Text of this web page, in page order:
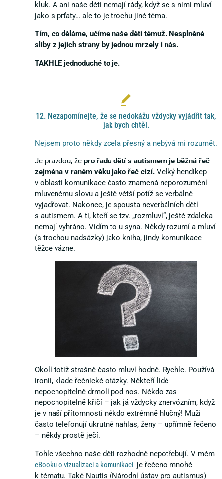
kluk. A ani naše děti nemají rády, když se s nimi mluví
jako s prťaty… ale to je trochu jiné téma.
Tím, co děláme, učíme naše děti témuž. Nesplněné
sliby z jejich strany by jednou mrzely i nás.
TAKHLE jednoduché to je.
12. Nezapomínejte, že se nedokážu vždycky vyjádřit tak,
jak bych chtěl.
Nejsem proto někdy zcela přesný a nebývá mi rozumět.
Je pravdou, že pro řadu dětí s autismem je běžná řeč
zejména v raném věku jako řeč cizí. Velký hendikep
v oblasti komunikace často znamená neporozumění
mluvenému slovu a ještě větší potíž se verbálně
vyjadřovat. Nakonec, je spousta neverbálních dětí
s autismem. A ti, kteří se tzv. „rozmluví“, ještě zdaleka
nemají vyhráno. Vidím to u syna. Někdy rozumí a mluví
(s trochou nadsázky) jako kniha, jindy komunikace
těžce vázne.
Okolí totiž strašně často mluví hodně. Rychle. Používá
ironii, klade řečnické otázky. Někteří lidé
nepochopitelně drmolí pod nos. Někdo zas
nepochopitelně křičí – jak já vždycky znervózním, když
je v naší přítomnosti někdo extrémně hlučný! Muži
často telefonují ukrutně nahlas, ženy – upřímně řečeno
– někdy prostě ječí.
Tohle všechno naše děti rozhodně nepotřebují. V mém
eBooku o vizualizaci a komunikaci je řečeno mnohé
k tématu. Také Nautis (Národní ústav pro autismus)